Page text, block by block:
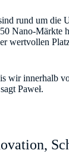
rund um die
Nano-
wertvollen
wir innerhalb
Paweł.